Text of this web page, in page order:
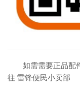
如需需要正品配
往 雷锋便民小卖部